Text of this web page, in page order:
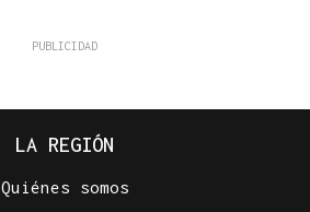
LA REGIÓN
Quiénes somos